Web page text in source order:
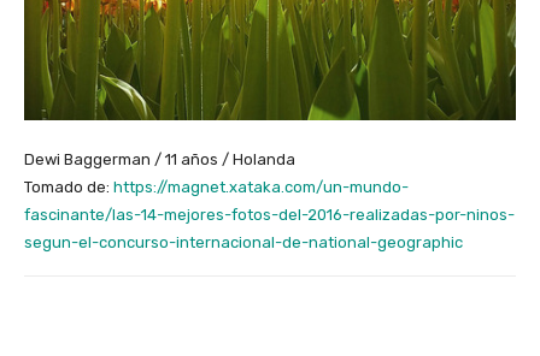
Dewi Baggerman / 11 años / Holanda
Tomado de: https://magnet.xataka.com/un-mundo-
fascinante/las-14-mejores-fotos-del-2016-realizadas-por-ninos-
segun-el-concurso-internacional-de-national-geographic